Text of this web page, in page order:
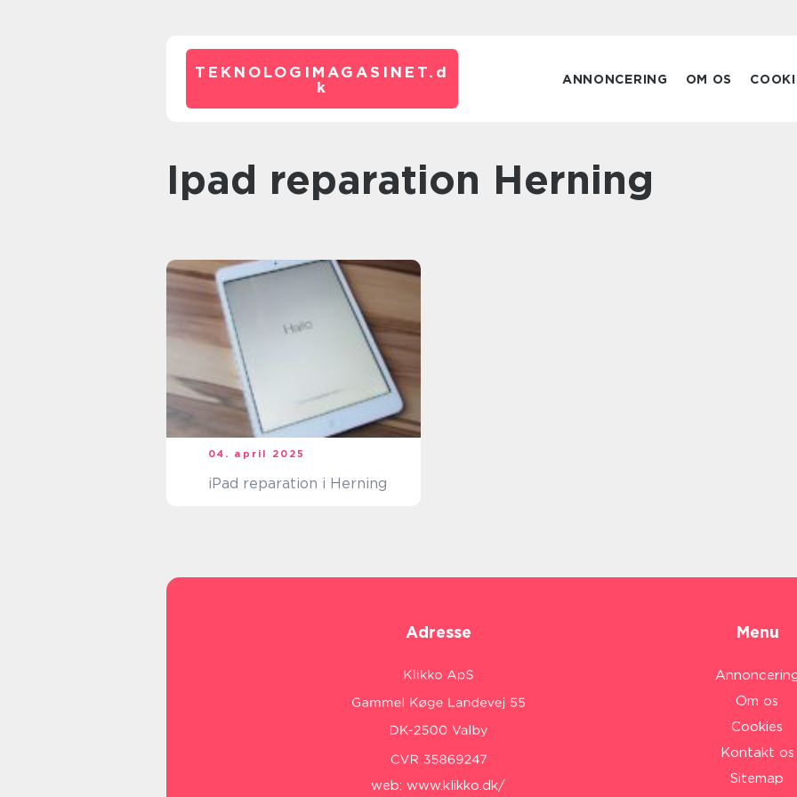
TEKNOLOGIMAGASINET. d
k
ANNONCERING OM OS
Ipad reparation Herning
04. april 2025
iPad reparation i Herning
Adresse
web:www.klikko.dk/
Menu
Om os
Cookies
Kontakt os
Sitemap